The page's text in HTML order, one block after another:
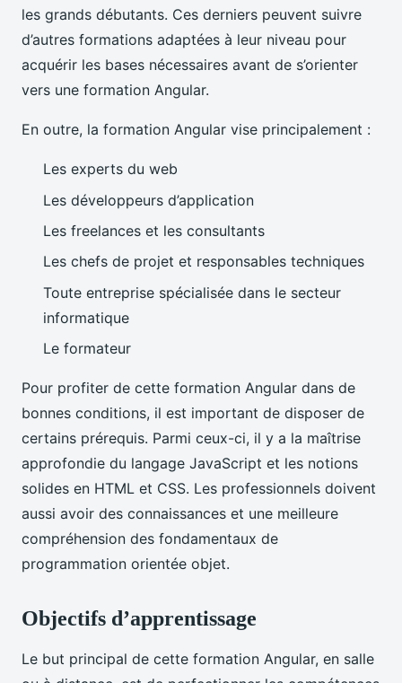
les grands débutants. Ces derniers peuvent suivre
d’autres formations adaptées à leur niveau pour
acquérir les bases nécessaires avant de s’orienter
vers une formation Angular.
En outre, la formation Angular vise principalement :
Les experts du web
Les développeurs d’application
Les freelances et les consultants
Les chefs de projet et responsables techniques
Toute entreprise spécialisée dans le secteur
informatique
Le formateur
Pour profiter de cette formation Angular dans de
bonnes conditions, il est important de disposer de
certains prérequis. Parmi ceux-ci, il y a la maîtrise
approfondie du langage JavaScript et les notions
solides en HTML et CSS. Les professionnels doivent
aussi avoir des connaissances et une meilleure
compréhension des fondamentaux de
programmation orientée objet.
Objectifs d’apprentissage
Le but principal de cette formation Angular, en salle